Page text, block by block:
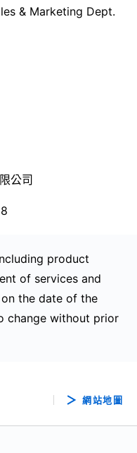
& Marketing Dept.
公司
product
of services and
the date of the
change without prior
網站地圖